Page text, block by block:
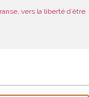
vers la liberté d’être